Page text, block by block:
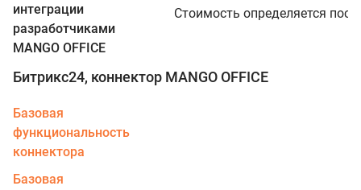
интеграции
разработчиками
MANGO OFFICE
Стоимость определяется
Битрикс24, коннектор MANGO OFFICE
Базовая
функциональность
коннектора
Базовая